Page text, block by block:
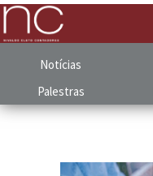
Notícias
Palestras